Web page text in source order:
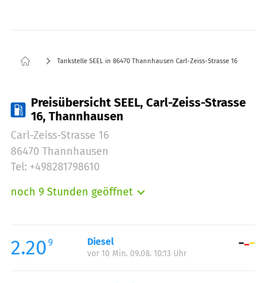
Tankstelle SEEL in 86470 Thannhausen Carl-Zeiss-Strasse 16
Preisübersicht SEEL, Carl-Zeiss-Strasse
16, Thannhausen
Carl-Zeiss-Strasse 16
86470 Thannhausen
Tel: +498281798610
noch 9 Stunden geöffnet
Mittwoch:
06:00-22:00
Donnerstag:
2.20 9 Diesel
vor 10 Min. 09.08. 10:13 Uhr